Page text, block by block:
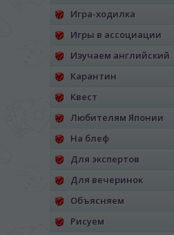
Игра-ходилка
Игры в ассоциации
Изучаем английский
Карантин
Квест
Любителям Японии
На блеф
Для экспертов
Для вечеринок
Объясняем
Рисуем